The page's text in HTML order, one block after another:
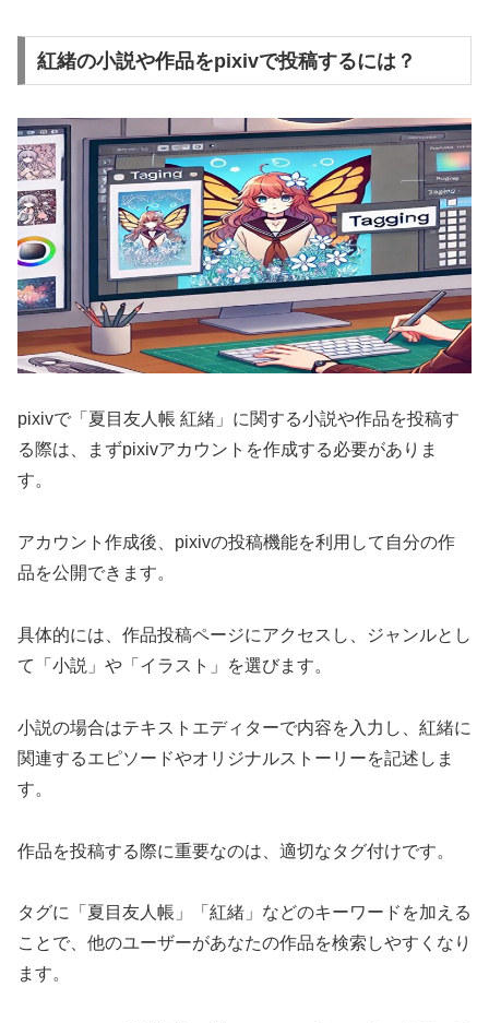
紅緒の小説や作品をpixivで投稿するには？
pixivで「夏目友人帳 紅緒」に関する小説や作品を投稿す
る際は、まずpixivアカウントを作成する必要がありま
す。
アカウント作成後、pixivの投稿機能を利用して自分の作
品を公開できます。
具体的には、作品投稿ページにアクセスし、ジャンルとし
て「小説」や「イラスト」を選びます。
小説の場合はテキストエディターで内容を入力し、紅緒に
関連するエピソードやオリジナルストーリーを記述しま
す。
作品を投稿する際に重要なのは、適切なタグ付けです。
タグに「夏目友人帳」「紅緒」などのキーワードを加える
ことで、他のユーザーがあなたの作品を検索しやすくなり
ます。